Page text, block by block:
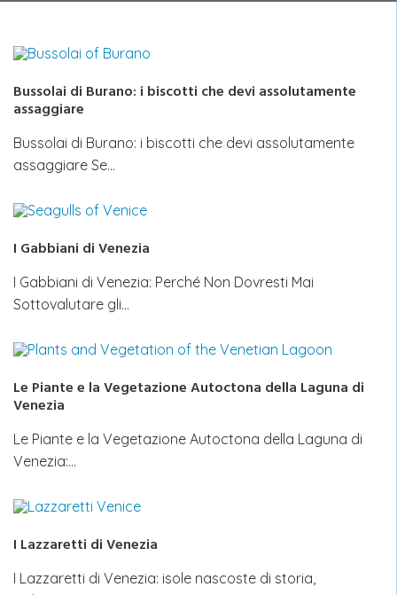
Bussolai di Burano: i biscotti che devi assolutamente
assaggiare
Bussolai di Burano: i biscotti che devi assolutamente
assaggiare Se…
I Gabbiani di Venezia
I Gabbiani di Venezia: Perché Non Dovresti Mai
Sottovalutare gli…
Le Piante e la Vegetazione Autoctona della Laguna di
Venezia
Le Piante e la Vegetazione Autoctona della Laguna di
Venezia:…
I Lazzaretti di Venezia
I Lazzaretti di Venezia: isole nascoste di storia,